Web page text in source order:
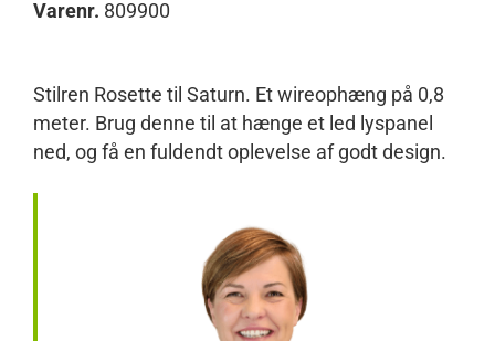
Varenr. 809900
Stilren Rosette til Saturn. Et wireophæng på 0,8
meter. Brug denne til at hænge et led lyspanel
ned, og få en fuldendt oplevelse af godt design.